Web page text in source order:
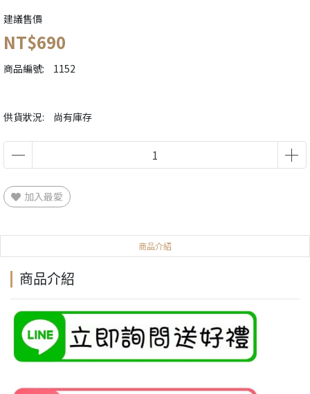
建議售價
NT$690
商品編號: 1152
供貨狀況: 尚有庫存
加入最愛
商品介紹
商品介紹